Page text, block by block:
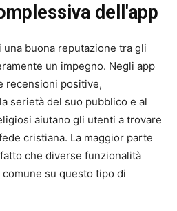
dell'app
buona reputazione tra gli
un impegno. Negli app
recensioni positive,
serietà del suo pubblico e al
aiutano gli utenti a trovare
cristiana. La maggior parte
che diverse funzionalità
su questo tipo di